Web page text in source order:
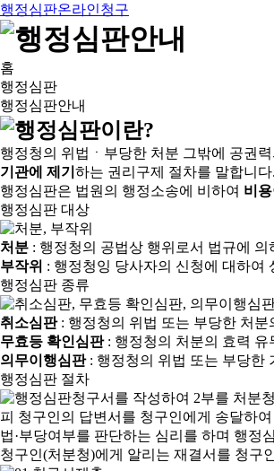
행정심판온라인청구
홈
행정심판
행정심판안내
행정청의 위법ㆍ부당한 처분 그밖에 공권
기관에 제기 하는 권리구제 절차를 말합니다.
행정심판은 법원의 행정소송에 비하여 비
행정심판 대상
처분 : 행정청의 공법상 행위로서 법규에
부작위 : 행정청잉 당사자의 신청에 대하여
행정심판 종류
취소심판: 행정청의 위법 또는 부당한 처분
무효등 확인심판: 행정청의 처분의 효력 유
의무이행심판: 행정청의 위법 또는 부당한
행정심판 절차